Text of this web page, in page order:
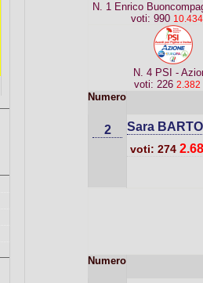
N. 1 Enrico
voti: 990
N. 4 PSI -
voti: 226 2.382
Numero
2 Sara
voti: 274
Numero